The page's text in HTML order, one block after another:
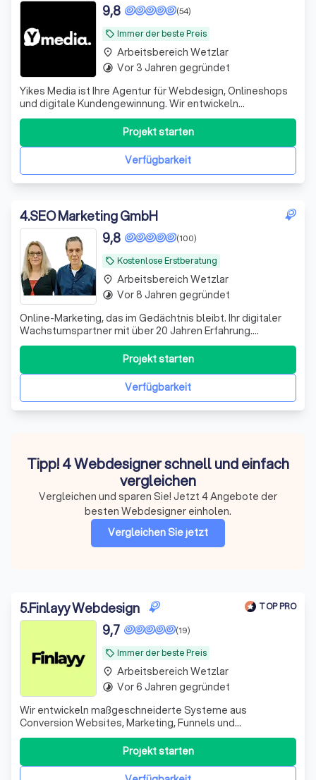
local_offer Immer der beste Preis
(54)
9,8
Yikes Media ist Ihre Agentur für Webdesign, Onlineshops
und digitale Kundengewinnung. Wir entwickeln
professionelle Websites mit WordPress, Workflow, Figma
und Onepage sowie leistungsstarke Shopify und
WooCommerce Onlineshops, die gezielt Anfragen und
Umsatz steigern. Unser Fokus liegt auf SEO, Goo
Verfügbarkeit
Projekt starten
place Arbeitsbereich Wetzlar
timelapse Vor 3 Jahren gegründet
4.SEO Marketing GmbH
local_offer Kostenlose Erstberatung
(100)
9,8
Online-Marketing, das im Gedächtnis bleibt. Ihr digitaler
Wachstumspartner mit über 20 Jahren Erfahrung.
Zukunftssichere Strategien, messbare Ergebnisse,
persönliche Ansprechpartner & mehr!
Verfügbarkeit
Projekt starten
place Arbeitsbereich Wetzlar
timelapse Vor 8 Jahren gegründet
Tipp! 4 Webdesigner schnell und einfach
vergleichen
Vergleichen und sparen Sie! Jetzt 4 Angebote der
besten Webdesigner einholen.
Vergleichen Sie jetzt
5.Finlayy Webdesign TOP PRO
local_offer Immer der beste Preis
(19)
9,7
Wir entwickeln maßgeschneiderte Systeme aus
Conversion Websites, Marketing, Funnels und
Automationen für B2B-Dienstleister, die Besucher in
qualifizierte Leads und Kunden verwandeln.
Projekt starten
place Arbeitsbereich Wetzlar
timelapse Vor 6 Jahren gegründet